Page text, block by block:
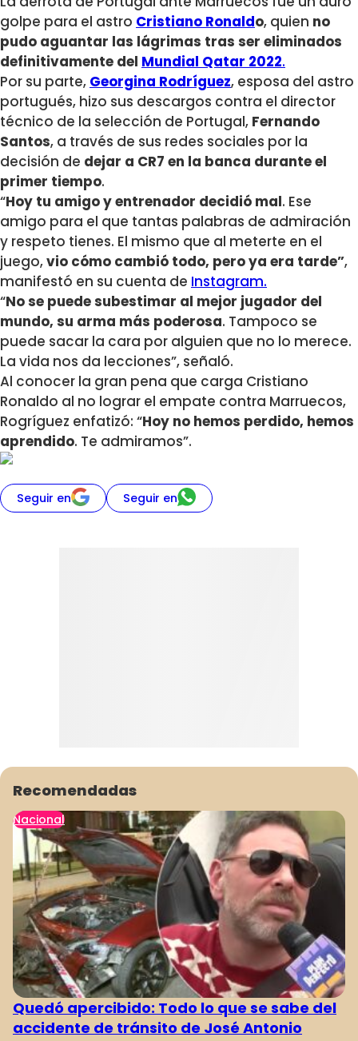
golpe para el astro Cristiano Ronaldo, quien no
pudo aguantar las lágrimas tras ser eliminados
definitivamente del Mundial Qatar 2022.
Por su parte, Georgina Rodríguez, esposa del astro
portugués, hizo sus descargos contra el director
técnico de la selección de Portugal, Fernando
Santos, a través de sus redes sociales por la
decisión de dejar a CR7 en la banca durante el
primer tiempo.
“Hoy tu amigo y entrenador decidió mal. Ese
amigo para el que tantas palabras de admiración
y respeto tienes. El mismo que al meterte en el
juego,vio cómo cambió todo, pero ya era tarde”,
manifestó en su cuenta de Instagram.
“No se puede subestimar al mejor jugador del
mundo, su arma más poderosa. Tampoco se
puede sacar la cara por alguien que no lo merece.
La vida nos da lecciones”, señaló.
Al conocer la gran pena que carga Cristiano
Ronaldo al no lograr el empate contra Marruecos,
Rogríguez enfatizó: “Hoy no hemos perdido, hemos
aprendido. Te admiramos”.
Seguir en Seguir en
Recomendadas
Nacional
Quedó apercibido: Todo lo que se sabe del
accidente de tránsito de José Antonio